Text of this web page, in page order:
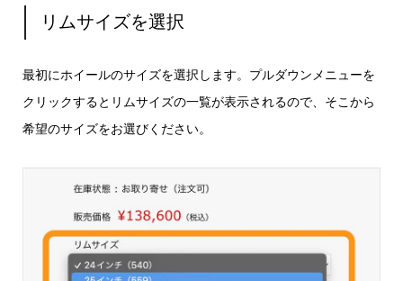
リムサイズを選択
最初にホイールのサイズを選択します。プルダウンメニューを
クリックするとリムサイズの一覧が表示されるので、そこから
希望のサイズをお選びください。